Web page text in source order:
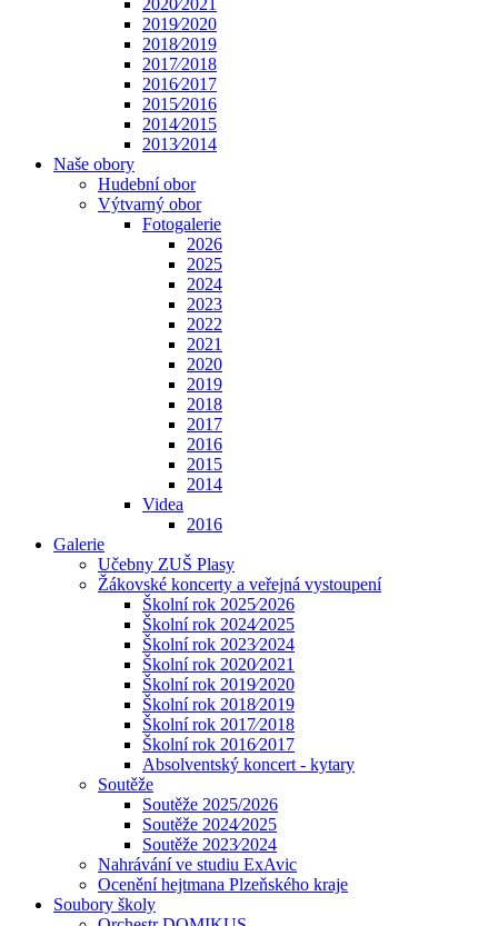
2020⁄2021
2019⁄2020
2018⁄2019
2017⁄2018
2016⁄2017
2015⁄2016
2014⁄2015
2013⁄2014
Naše obory
Hudební obor
Výtvarný obor
Fotogalerie
2026
2025
2024
2023
2022
2021
2020
2019
2018
2017
2016
2015
2014
Videa
2016
Galerie
Učebny ZUŠ Plasy
Žákovské koncerty a veřejná vystoupení
Školní rok 2025⁄2026
Školní rok 2024⁄2025
Školní rok 2023⁄2024
Školní rok 2020⁄2021
Školní rok 2019⁄2020
Školní rok 2018⁄2019
Školní rok 2017⁄2018
Školní rok 2016⁄2017
Absolventský koncert - kytary
Soutěže
Soutěže 2025/2026
Soutěže 2024⁄2025
Soutěže 2023⁄2024
Nahrávání ve studiu ExAvic
Ocenění hejtmana Plzeňského kraje
Soubory školy